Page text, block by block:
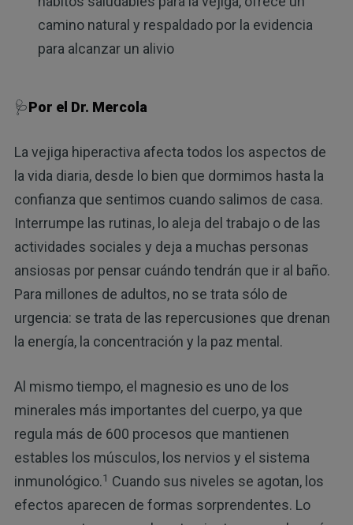
camino natural y respaldado por la evidencia
para alcanzar un alivio
🩺Por el Dr. Mercola
La vejiga hiperactiva afecta todos los aspectos de
la vida diaria, desde lo bien que dormimos hasta la
confianza que sentimos cuando salimos de casa.
Interrumpe las rutinas, lo aleja del trabajo o de las
actividades sociales y deja a muchas personas
ansiosas por pensar cuándo tendrán que ir al baño.
Para millones de adultos, no se trata sólo de
urgencia: se trata de las repercusiones que drenan
la energía, la concentración y la paz mental.
Al mismo tiempo, el magnesio es uno de los
minerales más importantes del cuerpo, ya que
regula más de 600 procesos que mantienen
estables los músculos, los nervios y el sistema
inmunológico.1 Cuando sus niveles se agotan, los
efectos aparecen de formas sorprendentes. Lo